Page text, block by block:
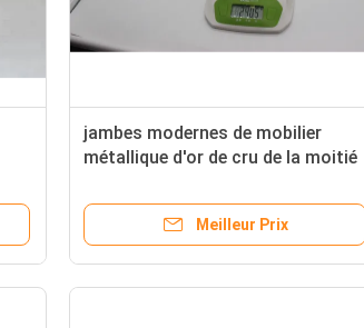
jambes modernes de mobilier
métallique d'or de cru de la moitié
22mm
Meilleur Prix